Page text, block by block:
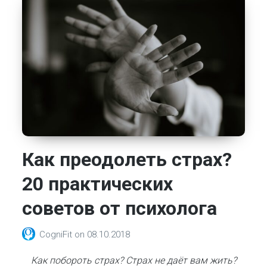
Как преодолеть страх?
20 практических
советов от психолога
CogniFit on 08.10.2018
Как побороть страх? Страх не даёт вам жить?